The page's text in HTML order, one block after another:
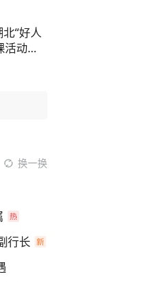
“好人
活动走
换一换
行长